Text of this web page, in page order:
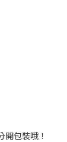
包裝哦！